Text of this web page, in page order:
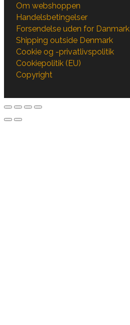
Om webshoppen
Handelsbetingelser
Forsendelse uden for Danmark
Shipping outside Denmark
Cookie og -privatlivspolitik
Cookiepolitik (EU)
Copyright